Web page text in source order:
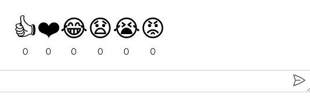
👍
0
❤️
0
😂
0
😧
0
😭
0
😡
0